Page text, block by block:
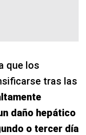
que los
tras las
daño hepático
o tercer día